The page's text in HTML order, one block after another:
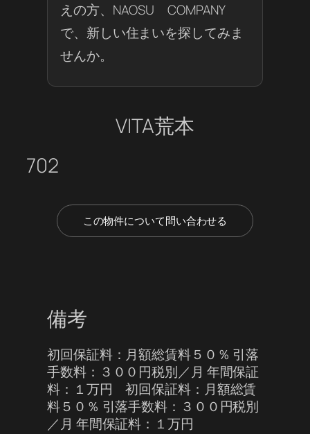
えの方、NAOSU COMPANY
で、新しい住まいを探してみま
せんか。
VITA荒本
702
この物件について問い合わせる
備考
初回保証料：月額総賃料５０％ 引落
手数料：３００円税別／月 年間保証
料：１万円 初回保証料：月額総賃
料５０％ 引落手数料：３００円税別
／月 年間保証料：１万円